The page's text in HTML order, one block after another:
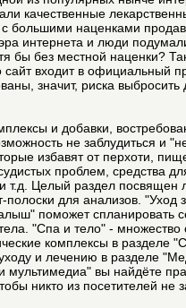
качественные
большими наценками
интернета и люди
бы без местной наценки?
входит в официальный
значит, риска
и добавки,
не заблудиться и
избавят от перхоти,
проблем, средства
т.д. Целый раздел
для анализов.
поможет спланировать
"Спа и тело" -
комплексы в разделе
и лечению в разделе
мультимедиа" вы найдёте
никто из посетителей не